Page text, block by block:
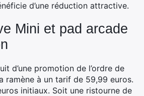
d’une réduction attractive.
Mini et pad arcade
d’une promotion de l’ordre de
ramène à un tarif de 59,99 euros.
initiaux. Soit une ristourne de